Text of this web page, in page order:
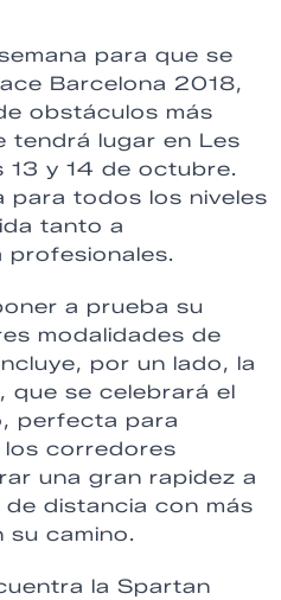
para que se
Barcelona 2018,
obstáculos más
tendrá lugar en Les
13 y 14 de octubre.
para todos los niveles
tanto a
profesionales.
a prueba su
modalidades de
por un lado, la
que se celebrará el
perfecta para
corredores
una gran rapidez a
distancia con más
camino.
la Spartan